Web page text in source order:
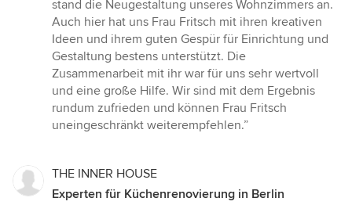
stand die Neugestaltung unseres Wohnzimmers an.
Auch hier hat uns Frau Fritsch mit ihren kreativen
Ideen und ihrem guten Gespür für Einrichtung und
Gestaltung bestens unterstützt. Die
Zusammenarbeit mit ihr war für uns sehr wertvoll
und eine große Hilfe. Wir sind mit dem Ergebnis
rundum zufrieden und können Frau Fritsch
uneingeschränkt weiterempfehlen.”
THE INNER HOUSE
Experten für Küchenrenovierung in Berlin